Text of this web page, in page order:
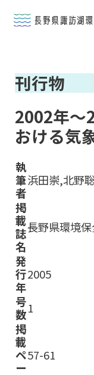

研究活動

データベース

刊行物
2002年～
おける気
執
筆
者
浜田崇,北野
掲
載
誌
名
長野県環境
発
行
年
2005
号
数1
掲
載
ペ
ー
57-61